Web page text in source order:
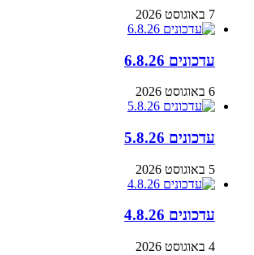
7 באוגוסט 2026
עדכונים 6.8.26
6 באוגוסט 2026
עדכונים 5.8.26
5 באוגוסט 2026
עדכונים 4.8.26
4 באוגוסט 2026